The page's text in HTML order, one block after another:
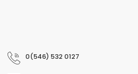
0(546) 532 0127